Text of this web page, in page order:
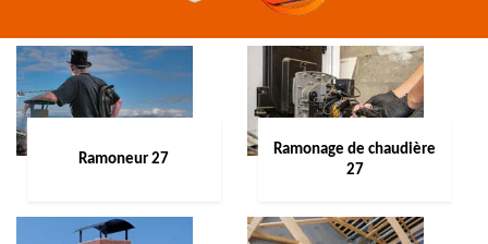
Ramoneur 27
Ramonage de chaudière
27